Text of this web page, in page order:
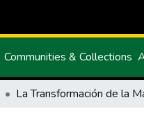
Communities & Collections